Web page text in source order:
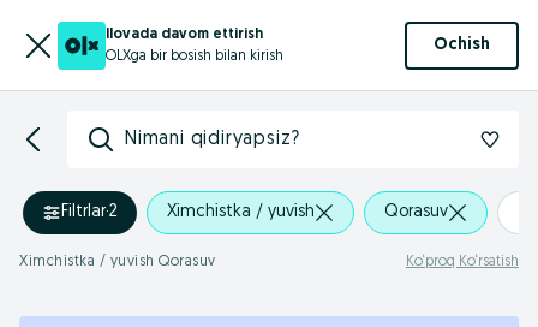
Ilovada davom ettirish
OLXga bir bosish bilan kirish
Ochish
Nimani qidiryapsiz?
Filtrlar·2 Ximchistka / yuvish Qorasuv
Ximchistka / yuvish Qorasuv Ko‘proq Ko‘rsatish